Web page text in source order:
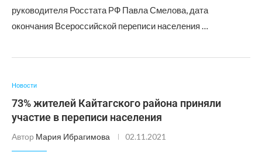
руководителя Росстата РФ Павла Смелова, дата
окончания Всероссийской переписи населения …
Новости
73% жителей Кайтагского района приняли
участие в переписи населения
Автор Мария Ибрагимова 02.11.2021